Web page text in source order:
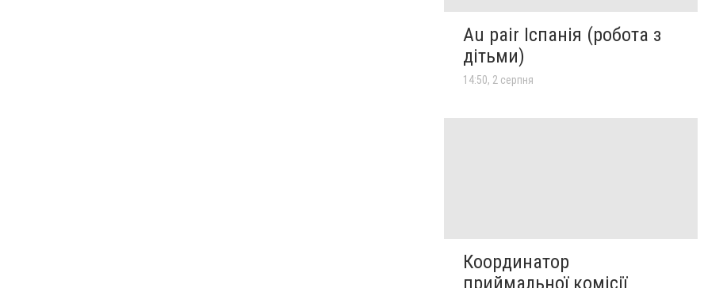
Au pair Іспанія (робота з
дітьми)
14:50, 2 серпня
Координатор
приймальної комісії